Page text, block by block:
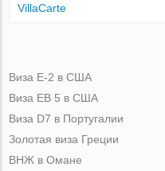
VillaСarte
Виза Е-2 в США
Виза ЕВ 5 в США
Виза D7 в Португалии
Золотая виза Греции
ВНЖ в Омане